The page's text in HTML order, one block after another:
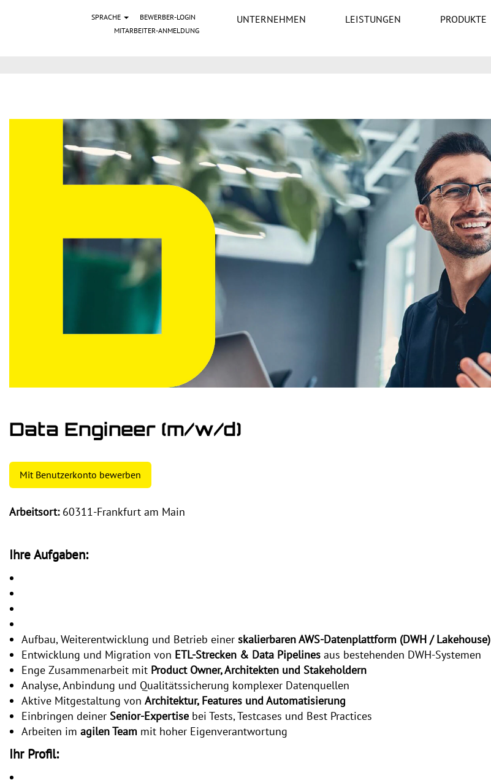
SPRACHE
BEWERBER-LOGIN
MITARBEITER-ANMELDUNG
UNTERNEHMEN LEISTUNGEN PRODUKTE
Data Engineer (m/w/d)
Mit Benutzerkonto bewerben
Arbeitsort:60311-Frankfurt am Main
Ihre Aufgaben:
Aufbau, Weiterentwicklung und Betrieb einer skalierbaren AWS‑Datenplattform (DWH / Lakehouse)
Entwicklung und Migration von ETL‑Strecken & Data Pipelines aus bestehenden DWH‑Systemen
Enge Zusammenarbeit mit Product Owner, Architekten und Stakeholdern
Analyse, Anbindung und Qualitätssicherung komplexer Datenquellen
Aktive Mitgestaltung von Architektur, Features und Automatisierung
Einbringen deiner Senior‑Expertise bei Tests, Testcases und Best Practices
Arbeiten im agilen Team mit hoher Eigenverantwortung
Ihr Profil: